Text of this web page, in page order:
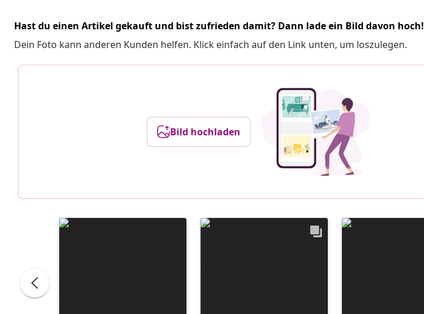
Hast du einen Artikel gekauft und bist zufrieden damit? Dann lade ein Bild davon hoch!
Dein Foto kann anderen Kunden helfen. Klick einfach auf den Link unten, um loszulegen.
Bild hochladen